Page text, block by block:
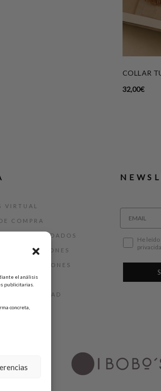
el análisis
publicitarias.
concreta,
COLLAR
32,00€
VIRTUAL
COMPRA
Y CUIDADOS
Y DEVOLUCIONES
Y CONDICIONES
PRIVACIDAD
COOKIES
He leído